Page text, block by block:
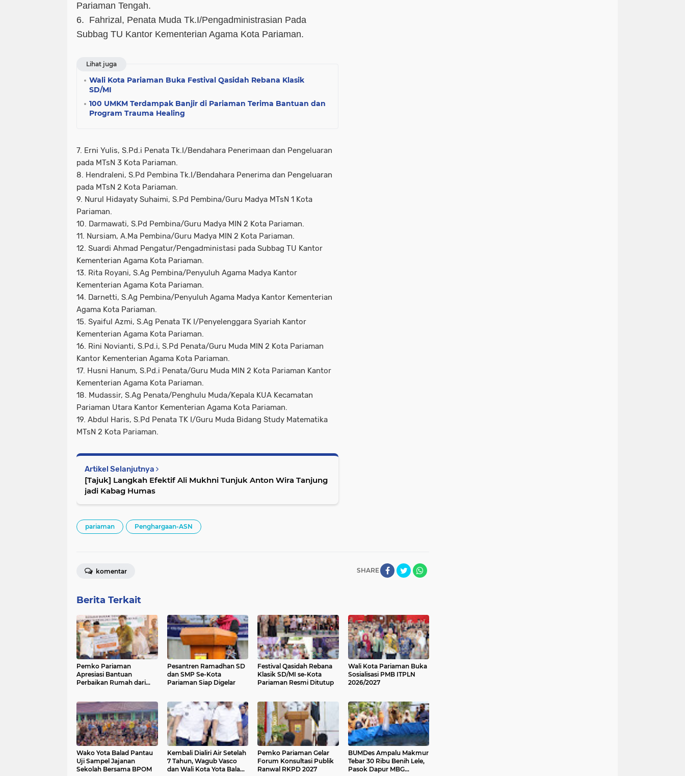
Pariaman Tengah.
6. Fahrizal, Penata Muda Tk.I/Pengadministrasian Pada
Subbag TU Kantor Kementerian Agama Kota Pariaman.
Lihat juga
Wali Kota Pariaman Buka Festival Qasidah Rebana Klasik
SD/MI
100 UMKM Terdampak Banjir di Pariaman Terima Bantuan dan
Program Trauma Healing
7. Erni Yulis, S.Pd.i Penata Tk.I/Bendahara Penerimaan dan Pengeluaran
pada MTsN 3 Kota Pariaman.
8. Hendraleni, S.Pd Pembina Tk.I/Bendahara Penerima dan Pengeluaran
pada MTsN 2 Kota Pariaman.
9. Nurul Hidayaty Suhaimi, S.Pd Pembina/Guru Madya MTsN 1 Kota
Pariaman.
10. Darmawati, S.Pd Pembina/Guru Madya MIN 2 Kota Pariaman.
11. Nursiam, A.Ma Pembina/Guru Madya MIN 2 Kota Pariaman.
12. Suardi Ahmad Pengatur/Pengadministasi pada Subbag TU Kantor
Kementerian Agama Kota Pariaman.
13. Rita Royani, S.Ag Pembina/Penyuluh Agama Madya Kantor
Kementerian Agama Kota Pariaman.
14. Darnetti, S.Ag Pembina/Penyuluh Agama Madya Kantor Kementerian
Agama Kota Pariaman.
15. Syaiful Azmi, S.Ag Penata TK I/Penyelenggara Syariah Kantor
Kementerian Agama Kota Pariaman.
16. Rini Novianti, S.Pd.i, S.Pd Penata/Guru Muda MIN 2 Kota Pariaman
Kantor Kementerian Agama Kota Pariaman.
17. Husni Hanum, S.Pd.i Penata/Guru Muda MIN 2 Kota Pariaman Kantor
Kementerian Agama Kota Pariaman.
18. Mudassir, S.Ag Penata/Penghulu Muda/Kepala KUA Kecamatan
Pariaman Utara Kantor Kementerian Agama Kota Pariaman.
19. Abdul Haris, S.Pd Penata TK I/Guru Muda Bidang Study Matematika
MTsN 2 Kota Pariaman.
Artikel Selanjutnya
[Tajuk] Langkah Efektif Ali Mukhni Tunjuk Anton Wira Tanjung
jadi Kabag Humas
pariaman Penghargaan-ASN
SHARE
komentar
Berita Terkait
Pemko Pariaman
Apresiasi Bantuan
Perbaikan Rumah dari
Pesantren Ramadhan SD
dan SMP Se-Kota
Pariaman Siap Digelar
Festival Qasidah Rebana
Klasik SD/MI se-Kota
Pariaman Resmi Ditutup
Wali Kota Pariaman Buka
Sosialisasi PMB ITPLN
2026/2027
Wako Yota Balad Pantau
Uji Sampel Jajanan
Sekolah Bersama BPOM
Kembali Dialiri Air Setelah
7 Tahun, Wagub Vasco
dan Wali Kota Yota Balad
Pemko Pariaman Gelar
Forum Konsultasi Publik
Ranwal RKPD 2027
BUMDes Ampalu Makmur
Tebar 30 Ribu Benih Lele,
Pasok Dapur MBG